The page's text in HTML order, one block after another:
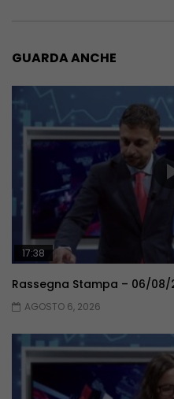
GUARDA ANCHE
17:38
Rassegna Stampa – 06/08/
AGOSTO 6, 2026